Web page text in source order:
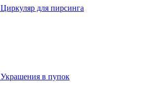
Циркуляр для пирсинга
Украшения в пупок